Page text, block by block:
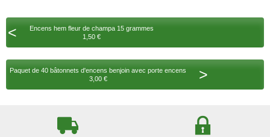
<
Encens hem fleur de champa 15 grammes
1,50 €
Paquet de 40 bâtonnets d'encens benjoin avec porte encens
3,00 €
>